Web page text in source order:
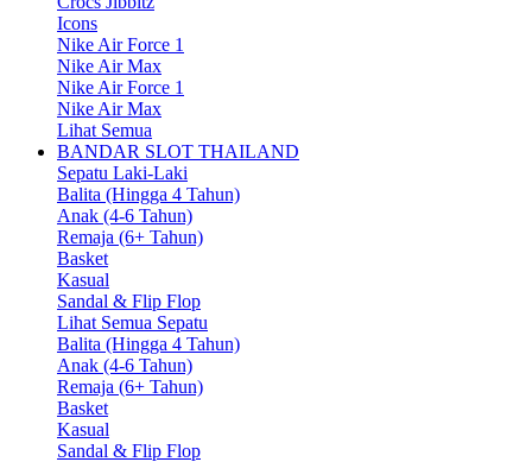
Icons
Nike Air Force 1
Nike Air Max
Nike Air Force 1
Nike Air Max
Lihat Semua
BANDAR SLOT THAILAND
Sepatu Laki-Laki
Balita (Hingga 4 Tahun)
Anak (4-6 Tahun)
Remaja (6+ Tahun)
Basket
Kasual
Sandal & Flip Flop
Lihat Semua Sepatu
Balita (Hingga 4 Tahun)
Anak (4-6 Tahun)
Remaja (6+ Tahun)
Basket
Kasual
Sandal & Flip Flop